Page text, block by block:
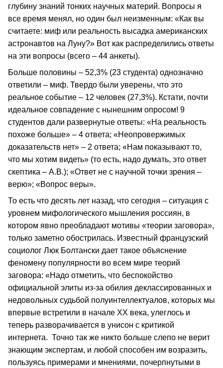
глубину знаний тонких научных материй. Вопросы я
все время менял, но один был неизменным: «Как вы
считаете: миф или реальность высадка американских
астронавтов на Луну?» Вот как распределились ответы
на эти вопросы (всего – 44 анкеты).
Больше половины – 52,3% (23 студента) однозначно
ответили – миф. Твердо были уверены, что это
реальное событие – 12 человек (27,3%). Кстати, почти
идеальное совпадение с нынешним опросом! 9
студентов дали развернутые ответы: «На реальность
похоже больше» – 4 ответа; «Неопровержимых
доказательств нет» – 2 ответа; «Нам показывают то,
что мы хотим видеть» (то есть, надо думать, это ответ
скептика – А.В.); «Ответ не с научной точки зрения –
верю»; «Вопрос веры».
То есть что десять лет назад, что сегодня – ситуация с
уровнем мифологического мышления россиян, в
котором явно преобладают мотивы «теории заговора»,
только заметно обострилась. Известный французский
социолог Люк Болтански дает такое объяснение
феномену популярности во всем мире теорий
заговора: «Надо отметить, что беспокойство
официальной элиты из-за обилия деклассированных и
недовольных судьбой полуинтеллектуалов, которых мы
впервые встретили в начале ХХ века, улеглось и
теперь разворачивается в унисон с критикой
интернета. Точно так же никто больше слепо не верит
знающим экспертам, и любой способен им возразить,
пользуясь примерами и мнениями, почерпнутыми в